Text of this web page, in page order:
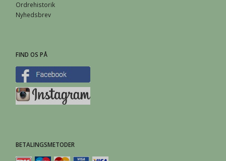
Ordrehistorik
Nyhedsbrev
FIND OS PÅ
BETALINGSMETODER